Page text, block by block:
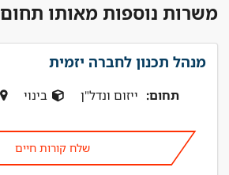
משרות נוספות מאותו תחום
מנהל תכנון לחברה יזמית
תחום: ייזום ונדל"ן בינוי
שלח קורות חיים